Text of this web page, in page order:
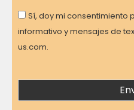
Consent
Sí, doy mi consentimiento
informativo y mensajes de
us.com.